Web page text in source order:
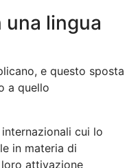
lingua
e questo sposta
a quello
cui lo
in materia di
attivazione